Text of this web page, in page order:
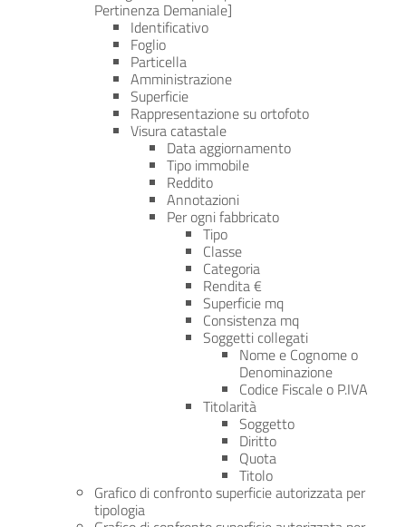
Pertinenza Demaniale]
Identificativo
Foglio
Particella
Amministrazione
Superficie
Rappresentazione su ortofoto
Visura catastale
Data aggiornamento
Tipo immobile
Reddito
Annotazioni
Per ogni fabbricato
Tipo
Classe
Categoria
Rendita €
Superficie mq
Consistenza mq
Soggetti collegati
Nome e Cognome o
Denominazione
Codice Fiscale o P.IVA
Titolarità
Soggetto
Diritto
Quota
Titolo
Grafico di confronto superficie autorizzata per
tipologia